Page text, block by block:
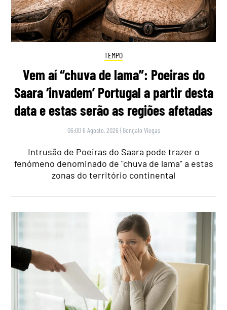
TEMPO
Vem aí “chuva de lama”: Poeiras do
Saara ‘invadem’ Portugal a partir desta
data e estas serão as regiões afetadas
06:00 6 Agosto, 2026 | Gonçalo Viegas
Intrusão de Poeiras do Saara pode trazer o
fenómeno denominado de "chuva de lama" a estas
zonas do território continental